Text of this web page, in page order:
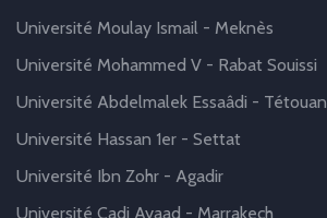
Université Moulay Ismail - Meknès
Université Mohammed V - Rabat Souissi
Université Abdelmalek Essaâdi - Tétouan
Université Hassan 1er - Settat
Université Ibn Zohr - Agadir
Université Cadi Ayaad - Marrakech